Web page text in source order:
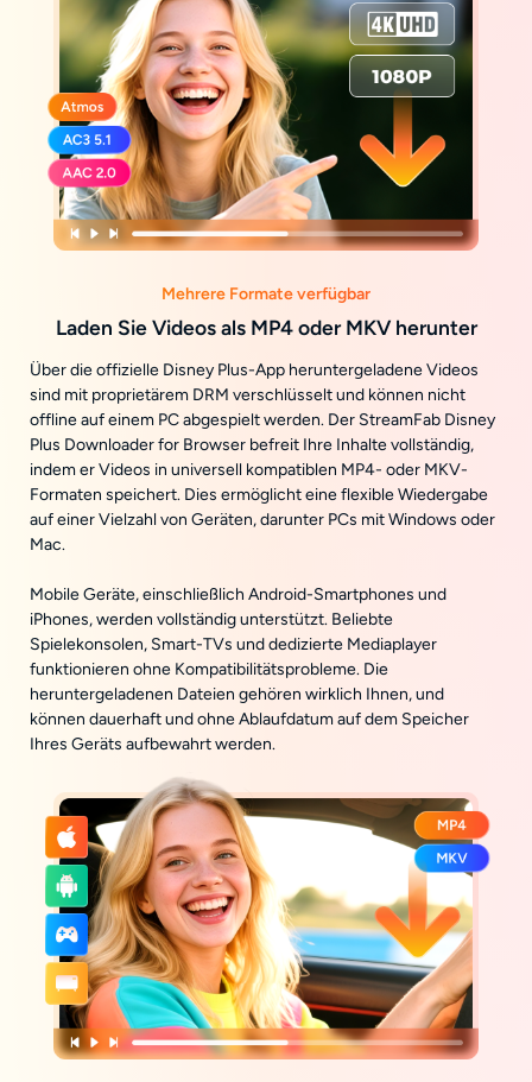
Mehrere Formate verfügbar
Laden Sie Videos als MP4 oder MKV herunter
Über die offizielle Disney Plus-App heruntergeladene Videos
sind mit proprietärem DRM verschlüsselt und können nicht
offline auf einem PC abgespielt werden. Der StreamFab Disney
Plus Downloader for Browser befreit Ihre Inhalte vollständig,
indem er Videos in universell kompatiblen MP4- oder MKV-
Formaten speichert. Dies ermöglicht eine flexible Wiedergabe
auf einer Vielzahl von Geräten, darunter PCs mit Windows oder
Mac.
Mobile Geräte, einschließlich Android-Smartphones und
iPhones, werden vollständig unterstützt. Beliebte
Spielekonsolen, Smart-TVs und dedizierte Mediaplayer
funktionieren ohne Kompatibilitätsprobleme. Die
heruntergeladenen Dateien gehören wirklich Ihnen, und
können dauerhaft und ohne Ablaufdatum auf dem Speicher
Ihres Geräts aufbewahrt werden.